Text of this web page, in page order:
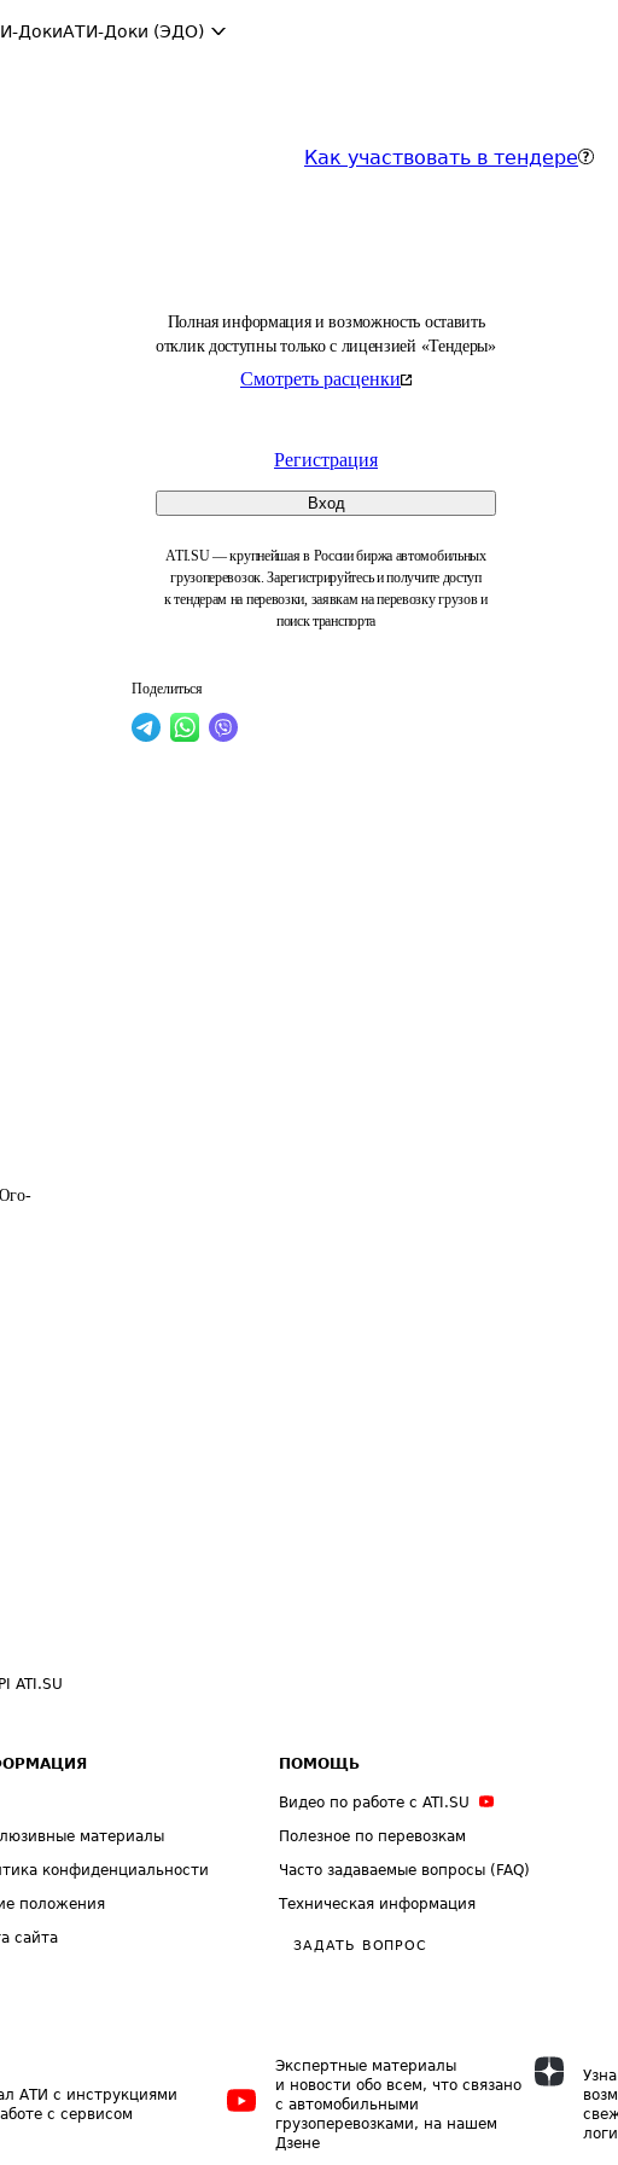
ДокиАТИ-Доки (ЭДО)
Как участвовать в тендере
Полная информация и возможность оставить
отклик доступны только с лицензией «Тендеры»
Смотреть расценки
Регистрация
Вход
ATI.SU — крупнейшая в России биржа автомобильных
грузоперевозок. Зарегистрируйтесь и получите доступ
к тендерам на перевозки, заявкам на перевозку грузов и
поиск транспорта
Поделиться
ATI.SU
материалы
конфиденциальности
положения
сайта
ПОМОЩЬ
Видео по работе с ATI.SU
Полезное по перевозкам
Часто задаваемые вопросы (FAQ)
Техническая информация
ЗАДАТЬ ВОПРОС
АТИ с инструкциями
с сервисом
Экспертные материалы
и новости обо всем, что связано
с автомобильными
грузоперевозками, на нашем
Дзене